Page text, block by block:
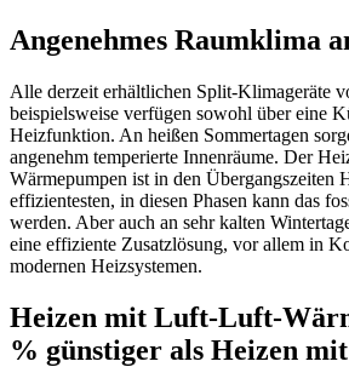
Angenehmes Raumklima
Alle derzeit erhältlichen Split-Klimageräte
beispielsweise verfügen sowohl über eine
Heizfunktion. An heißen Sommertagen
angenehm temperierte Innenräume. Der
Wärmepumpen ist in den Übergangszeiten
effizientesten, in diesen Phasen kann das
werden. Aber auch an sehr kalten
eine effiziente Zusatzlösung, vor allem in
modernen Heizsystemen.
Heizen mit Luft-Luft-
% günstiger als Heizen